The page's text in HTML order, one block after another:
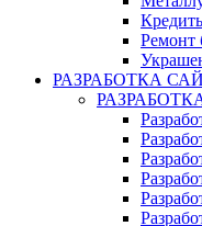
Ремонт
РАЗРАБОТКА